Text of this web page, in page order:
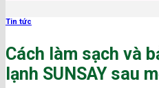
Tin tức
Cách làm sạch và
lạnh SUNSAY sau